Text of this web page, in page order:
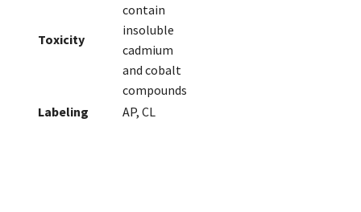
Toxicity
contain
insoluble
cadmium
and cobalt
compounds
Labeling
AP, CL